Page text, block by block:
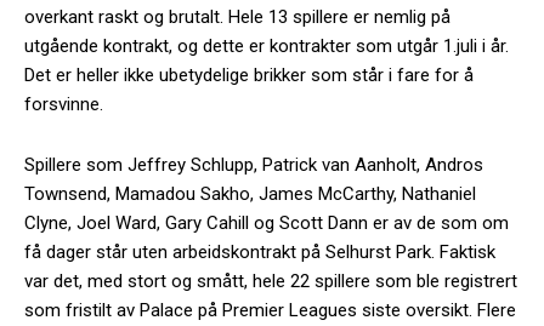
overkant raskt og brutalt. Hele 13 spillere er nemlig på
utgående kontrakt, og dette er kontrakter som utgår 1.juli i år.
Det er heller ikke ubetydelige brikker som står i fare for å
forsvinne.
Spillere som Jeffrey Schlupp, Patrick van Aanholt, Andros
Townsend, Mamadou Sakho, James McCarthy, Nathaniel
Clyne, Joel Ward, Gary Cahill og Scott Dann er av de som om
få dager står uten arbeidskontrakt på Selhurst Park. Faktisk
var det, med stort og smått, hele 22 spillere som ble registrert
som fristilt av Palace på Premier Leagues siste oversikt. Flere